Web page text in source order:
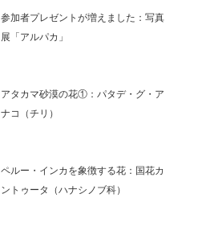
参加者プレゼントが増えました：写真
展「アルパカ」
アタカマ砂漠の花①：パタデ・グ・ア
ナコ（チリ）
ペルー・インカを象徴する花：国花カ
ントゥータ（ハナシノブ科）